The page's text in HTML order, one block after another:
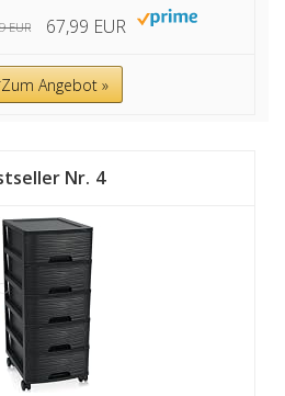
EUR 67,99 EUR
Angebot »
4